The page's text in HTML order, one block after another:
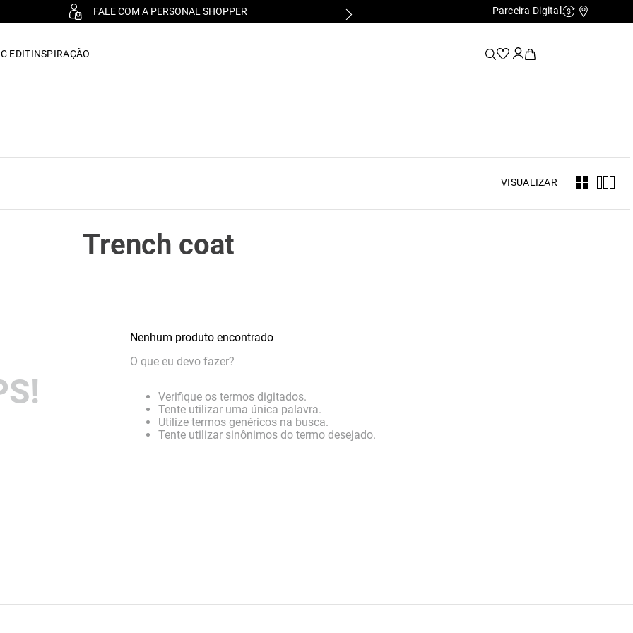
FALE COM A PERSONAL SHOPPER Parceira Digital Cashback
EDITINSPIRAÇÃO
VISUALIZAR
Trench coat
Nenhum produto encontrado
O que eu devo fazer?
Verifique os termos digitados.
Tente utilizar uma única palavra.
Utilize termos genéricos na busca.
Tente utilizar sinônimos do termo desejado.